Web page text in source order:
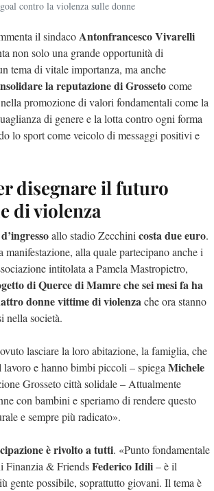
contro la violenza sulle donne
il sindacoAntonfrancesco Vivarelli
non solo una grande opportunità di
tema di vitale importanza, ma anche
la reputazione di Grossetocome
promozione di valori fondamentali come la
di genere e la lotta contro ogni forma
lo sport come veicolo di messaggi positivi e
disegnare il futuro
di violenza
allo stadio Zecchinicosta due euro.
alla quale partecipano anche i
intitolata a Pamela Mastropietro,
di Querce di Mamre che sei mesi fa ha
donne vittime di violenzache ora stanno
nella società.
lasciare la loro abitazione, la famiglia, che
lavoro e hanno bimbi piccoli – spiegaMichele
Grosseto città solidale – Attualmente
con bambini e speriamo di rendere questo
e sempre più radicato».
è rivolto a tutti. «Punto fondamentale
Finanzia & FriendsFederico Idili– è il
gente possibile, soprattutto giovani. Il tema è